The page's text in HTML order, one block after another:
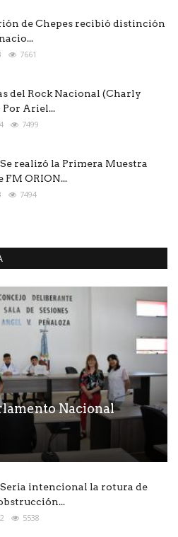
de Chepes recibió distinción
7661
del Rock Nacional (Charly
Por Ariel...
7499
realizó la Primera Muestra
FM ORION...
7494
Nacional
Seria intencional la rotura de
5538